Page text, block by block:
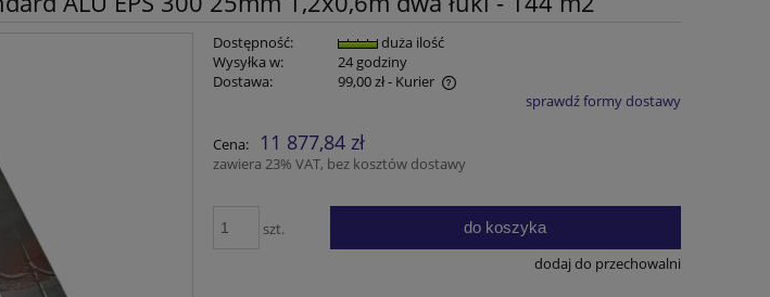
Dostępność:
duża ilość
Wysyłka w:
24 godziny
Dostawa:
99,00 zł- Kurier
płatności
sprawdź formy dostawy
Cena: 11 877,84 zł
zawiera 23% VAT, bez kosztów dostawy
szt. do koszyka
dodaj do przechowalni